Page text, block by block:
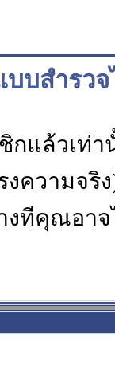
บสำรวจ
กแล้วเท่
ความจ
งทีคุณอา